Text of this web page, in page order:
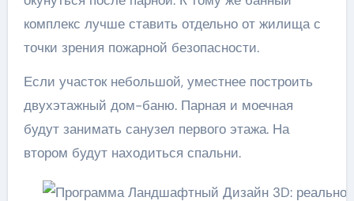
комплекс лучше ставить отдельно от жилища с
точки зрения пожарной безопасности.
Если участок небольшой, уместнее построить
двухэтажный дом-баню. Парная и моечная
будут занимать санузел первого этажа. На
втором будут находиться спальни.